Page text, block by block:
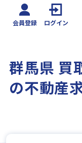
会員登録 ログイン
群馬県 買
の不動産